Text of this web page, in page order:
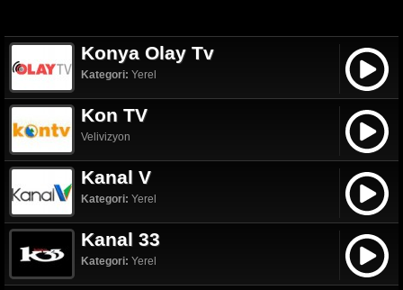
Konya Olay Tv
Kategori: Yerel
Kon TV
Velivizyon
Kanal V
Kategori: Yerel
Kanal 33
Kategori: Yerel